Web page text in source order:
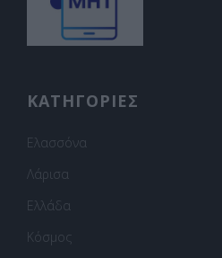
ΚΑΤΗΓΟΡΙΕΣ
Ελασσόνα
Λάρισα
Ελλάδα
Κόσμος